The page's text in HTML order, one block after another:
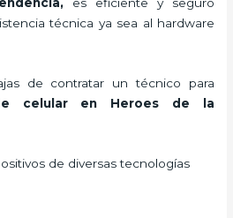
técnica ya sea al hardware
de contratar un técnico para
celular
en Heroes de la
de diversas tecnologías